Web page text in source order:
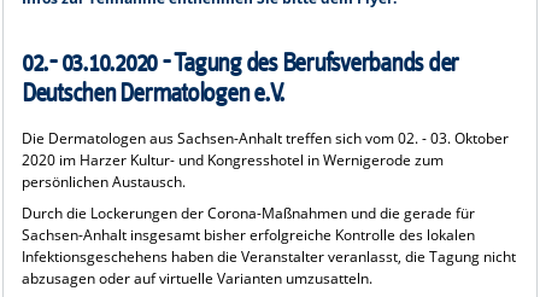
02.- 03.10.2020 - Tagung des Berufsverbands der
Deutschen Dermatologen e.V.
Die Dermatologen aus Sachsen-Anhalt treffen sich vom 02. - 03. Oktober
2020 im Harzer Kultur- und Kongresshotel in Wernigerode zum
persönlichen Austausch.
Durch die Lockerungen der Corona-Maßnahmen und die gerade für
Sachsen-Anhalt insgesamt bisher erfolgreiche Kontrolle des lokalen
Infektionsgeschehens haben die Veranstalter veranlasst, die Tagung nicht
abzusagen oder auf virtuelle Varianten umzusatteln.